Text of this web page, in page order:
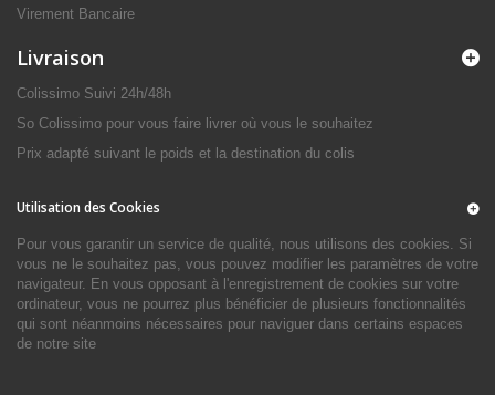
Virement Bancaire
Livraison
Colissimo Suivi 24h/48h
So Colissimo pour vous faire livrer où vous le souhaitez
Prix adapté suivant le poids et la destination du colis
Utilisation des Cookies
Pour vous garantir un service de qualité, nous utilisons des cookies. Si
vous ne le souhaitez pas, vous pouvez modifier les paramètres de votre
navigateur. En vous opposant à l'enregistrement de cookies sur votre
ordinateur, vous ne pourrez plus bénéficier de plusieurs fonctionnalités
qui sont néanmoins nécessaires pour naviguer dans certains espaces
de notre site